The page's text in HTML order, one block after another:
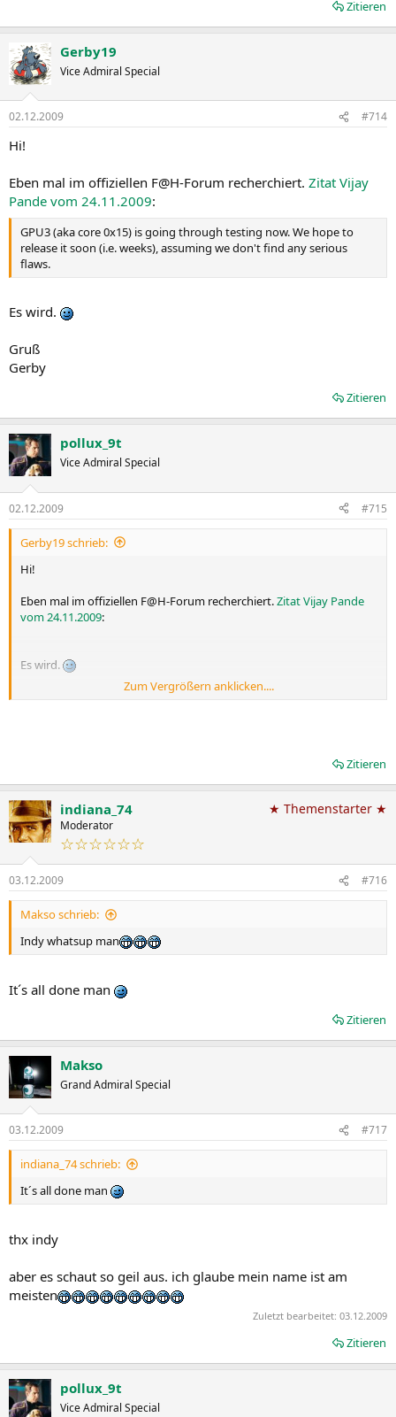
Zitieren
Gerby19
Vice Admiral Special
02.12.2009 #714
Hi!
Eben mal im offiziellen F@H-Forum recherchiert. Zitat Vijay
Pande vom 24.11.2009:
GPU3 (aka core 0x15) is going through testing now. We hope to
release it soon (i.e. weeks), assuming we don't find any serious
flaws.
Es wird.
Gruß
Gerby
Zitieren
pollux_9t
Vice Admiral Special
02.12.2009 #715
Gerby19 schrieb:
Hi!
Eben mal im offiziellen F@H-Forum recherchiert.Zitat Vijay Pande
vom 24.11.2009:
Es wird.
Zum Vergrößern anklicken....
Zitieren
indiana_74
Moderator
☆☆☆☆☆☆
★ Themenstarter ★
03.12.2009 #716
Makso schrieb:
Indy whatsup man
It´s all done man
Zitieren
Makso
Grand Admiral Special
03.12.2009 #717
indiana_74 schrieb:
It´s all done man
thx indy
aber es schaut so geil aus. ich glaube mein name ist am
meisten
Zuletzt bearbeitet: 03.12.2009
Zitieren
pollux_9t
Vice Admiral Special